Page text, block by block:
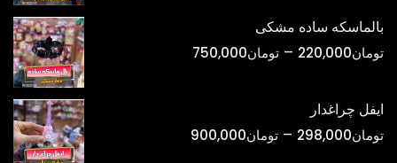
تومان420,000
بالماسکه ساده مشکی
تومان220,000
– تومان750,000
تومان750,000
ایفل چراغدار
تومان298,000
– تومان900,000